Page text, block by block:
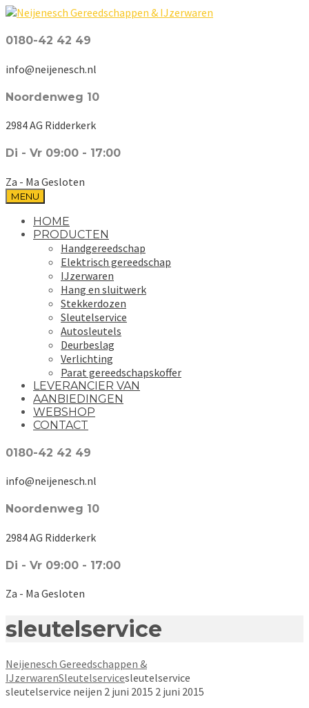
0180-42 42 49
info@neijenesch.nl
Noordenweg 10
2984 AG Ridderkerk
Di - Vr 09:00 - 17:00
Za - Ma Gesloten
MENU
HOME
PRODUCTEN
Handgereedschap
Elektrisch gereedschap
IJzerwaren
Hang en sluitwerk
Stekkerdozen
Sleutelservice
Autosleutels
Deurbeslag
Verlichting
Parat gereedschapskoffer
LEVERANCIER VAN
AANBIEDINGEN
WEBSHOP
CONTACT
0180-42 42 49
info@neijenesch.nl
Noordenweg 10
2984 AG Ridderkerk
Di - Vr 09:00 - 17:00
Za - Ma Gesloten
sleutelservice
Neijenesch Gereedschappen &
IJzerwarenSleutelservicesleutelservice
sleutelservice neijen 2 juni 2015 2 juni 2015